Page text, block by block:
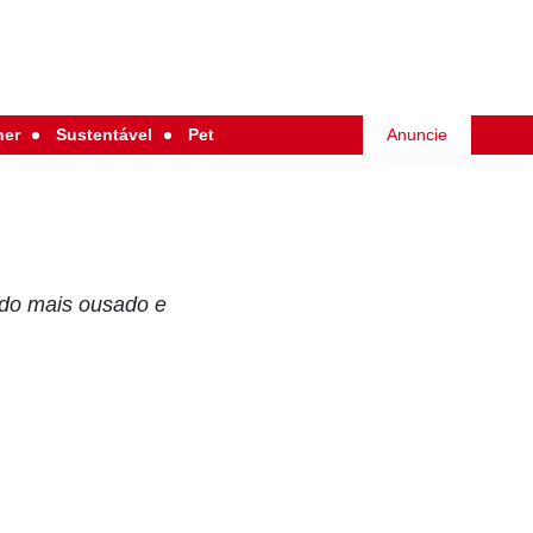
Sustentável Pet Anuncie
mais ousado e